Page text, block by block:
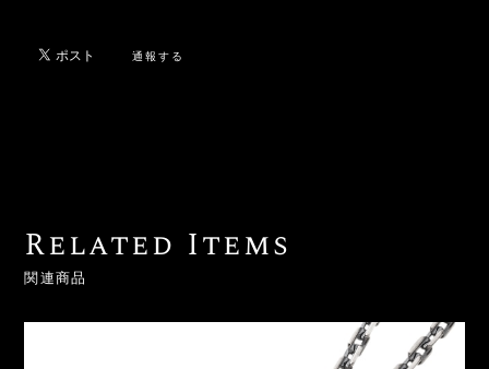
通報する
Related Items
関連商品